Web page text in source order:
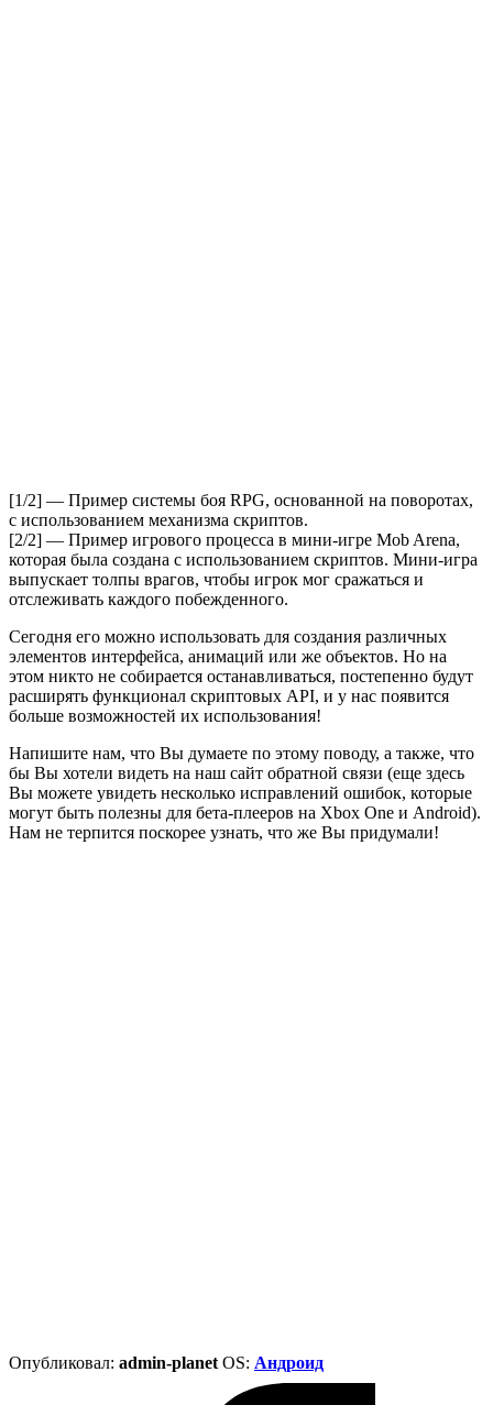
[1/2] — Пример системы боя RPG, основанной на поворотах,
с использованием механизма скриптов.
[2/2] — Пример игрового процесса в мини-игре Mob Arena,
которая была создана с использованием скриптов. Мини-игра
выпускает толпы врагов, чтобы игрок мог сражаться и
отслеживать каждого побежденного.
Сегодня его можно использовать для создания различных
элементов интерфейса, анимаций или же объектов. Но на
этом никто не собирается останавливаться, постепенно будут
расширять функционал скриптовых API, и у нас появится
больше возможностей их использования!
Напишите нам, что Вы думаете по этому поводу, а также, что
бы Вы хотели видеть на наш сайт обратной связи (еще здесь
Вы можете увидеть несколько исправлений ошибок, которые
могут быть полезны для бета-плееров на Xbox One и Android).
Нам не терпится поскорее узнать, что же Вы придумали!
Опубликовал: admin-planet ОS: Андроид